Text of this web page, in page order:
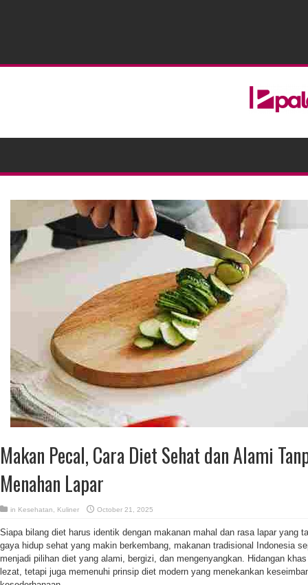
Makan Pecal, Cara Diet Sehat dan Alami
Menahan Lapar
in Kesehatan Kuliner October 21, 2025
Siapa bilang diet harus identik dengan makanan mahal dan rasa lapar yang
gaya hidup sehat yang makin berkembang, makanan tradisional Indonesia
menjadi pilihan diet yang alami, bergizi, dan mengenyangkan. Hidangan
lezat, tetapi juga memenuhi prinsip diet modern yang menekankan